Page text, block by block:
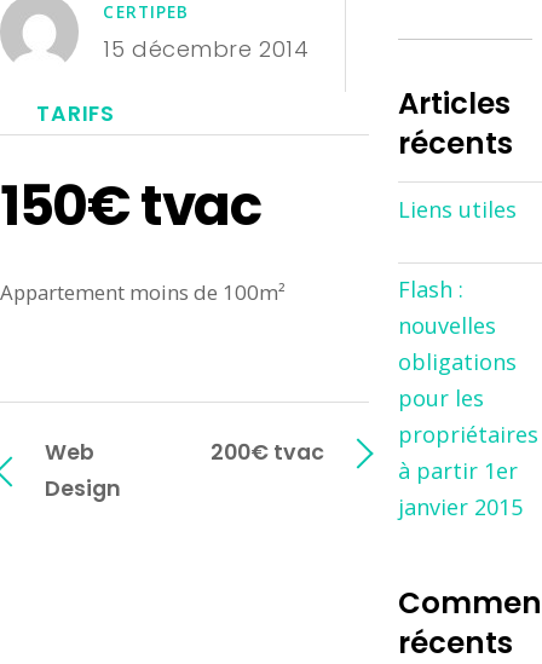
CERTIPEB
15 décembre 2014
TARIFS
150€ tvac
Appartement moins de 100m²
Web
Design
200€ tvac
Articles
récents
Liens utiles
Flash :
nouvelles
obligations
pour les
propriétaires
à partir 1er
janvier 2015
récents